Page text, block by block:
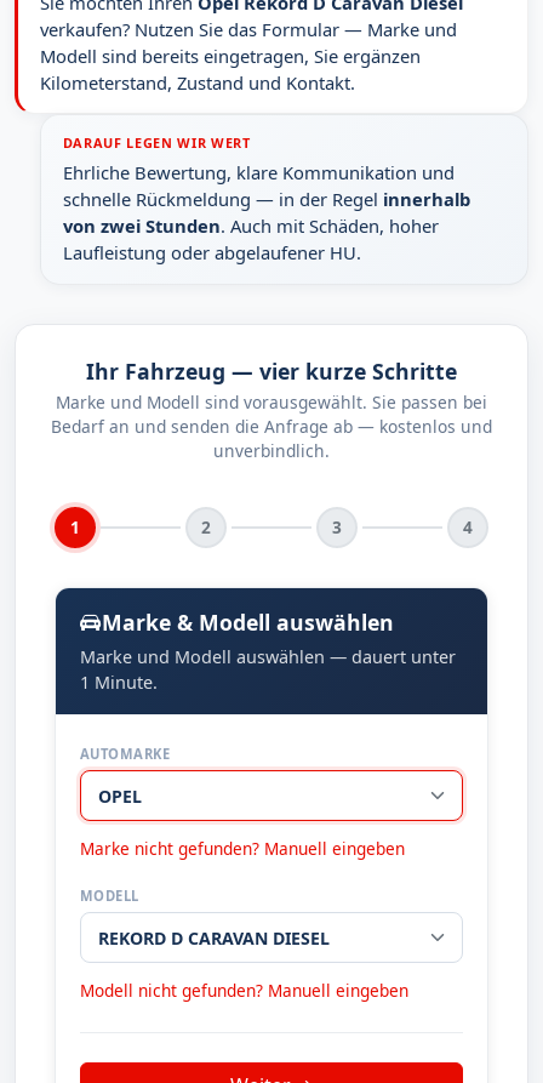
verkaufen? Nutzen Sie das Formular — Marke und
Modell sind bereits eingetragen, Sie ergänzen
Kilometerstand, Zustand und Kontakt.
DARAUF LEGEN WIR WERT
Ehrliche Bewertung, klare Kommunikation und
schnelle Rückmeldung — in der Regel innerhalb
von zwei Stunden. Auch mit Schäden, hoher
Laufleistung oder abgelaufener HU.
Ihr Fahrzeug — vier kurze Schritte
Marke und Modell sind vorausgewählt. Sie passen bei
Bedarf an und senden die Anfrage ab — kostenlos und
unverbindlich.
1 2 3 4
Marke & Modell auswählen
Marke und Modell auswählen — dauert unter
1 Minute.
AUTOMARKE
Marke nicht gefunden? Manuell eingeben
MODELL
Modell nicht gefunden? Manuell eingeben